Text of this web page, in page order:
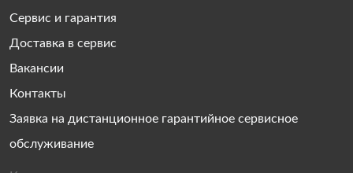
Сервис и гарантия
Доставка в сервис
Вакансии
Контакты
Заявка на дистанционное гарантийное сервисное
обслуживание